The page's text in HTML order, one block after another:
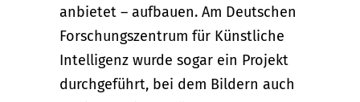
anbietet – aufbauen. Am Deutschen
Forschungszentrum für Künstliche
Intelligenz wurde sogar ein Projekt
durchgeführt, bei dem Bildern auch